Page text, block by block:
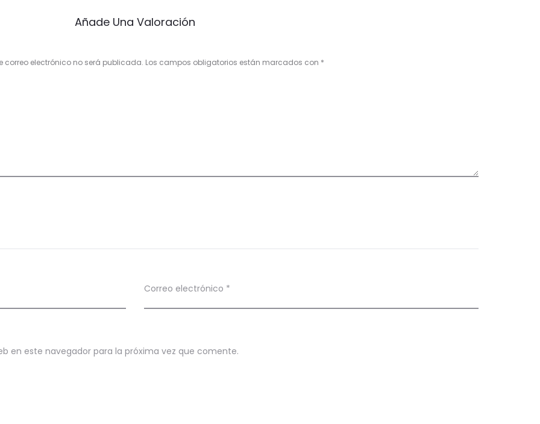
Añade Una Valoración
correo electrónico no será publicada. Los campos obligatorios están marcados con *
Correo electrónico *
en este navegador para la próxima vez que comente.